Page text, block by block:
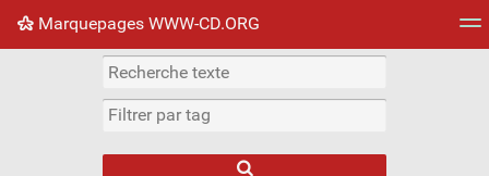
Marquepages WWW-CD.ORG
Nuage de tags Mur d'images